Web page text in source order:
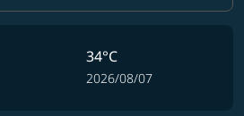
34°C
2026/08/07